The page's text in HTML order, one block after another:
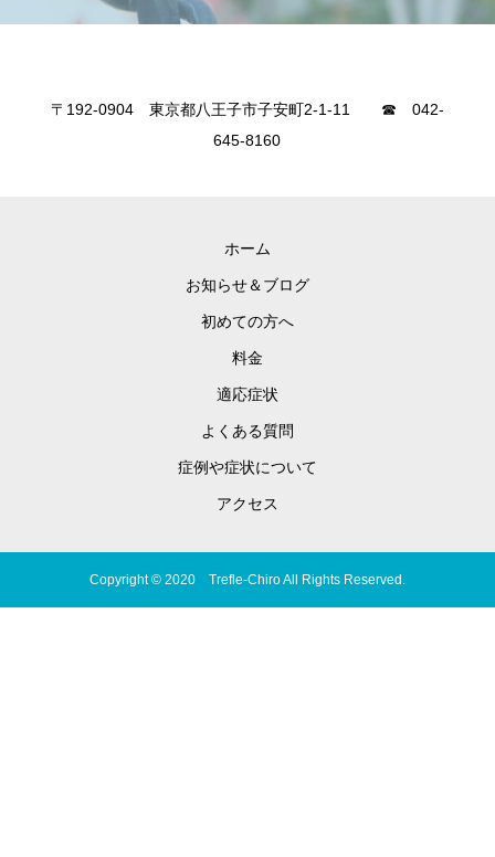
〒192-0904 東京都八王子市子安町2-1-11 ☎ 042-
645-8160
ホーム
お知らせ＆ブログ
初めての方へ
料金
適応症状
よくある質問
症例や症状について
アクセス
Copyright © 2020 Trefle-Chiro All Rights Reserved.